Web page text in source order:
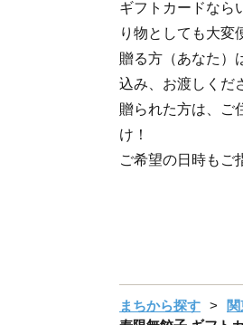
ギフトカードなら
り物としても大変
贈る方（あなた）
込み、お渡しくだ
贈られた方は、ご
け！
ご希望の日時もご
まちから探す